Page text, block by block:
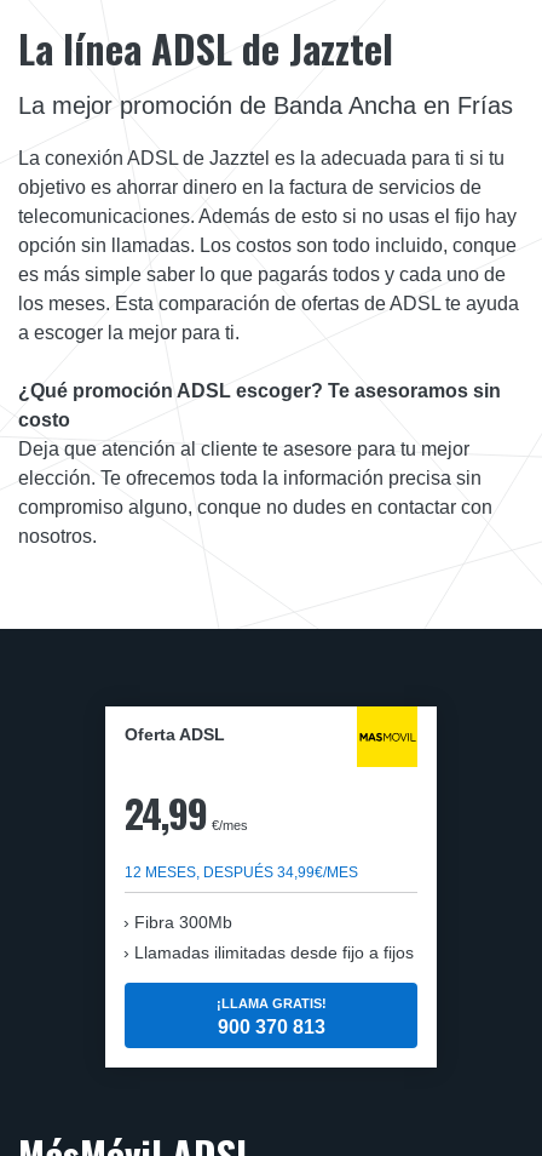
La línea ADSL de Jazztel
La mejor promoción de Banda Ancha en Frías
La conexión ADSL de Jazztel es la adecuada para ti si tu
objetivo es ahorrar dinero en la factura de servicios de
telecomunicaciones. Además de esto si no usas el fijo hay
opción sin llamadas. Los costos son todo incluido, conque
es más simple saber lo que pagarás todos y cada uno de
los meses. Esta comparación de ofertas de ADSL te ayuda
a escoger la mejor para ti.
¿Qué promoción ADSL escoger? Te asesoramos sin
costo
Deja que atención al cliente te asesore para tu mejor
elección. Te ofrecemos toda la información precisa sin
compromiso alguno, conque no dudes en contactar con
nosotros.
Oferta ADSL
24,99 €/mes
12 MESES, DESPUÉS 34,99€/MES
Fibra 300Mb
Llamadas ilimitadas desde fijo a fijos
¡LLAMA GRATIS!
900 370 813